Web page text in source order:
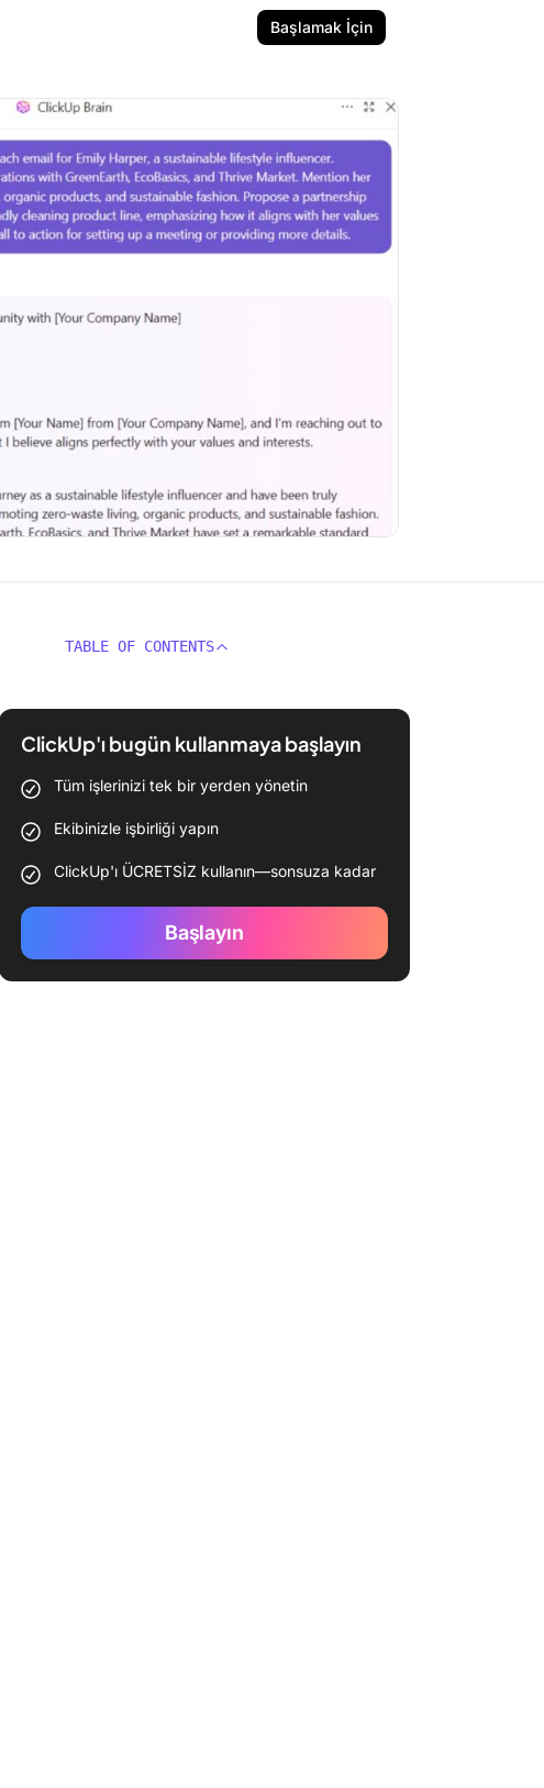
Başlamak İçin
TABLE OF CONTENTS
ClickUp'ı bugün kullanmaya başlayın
Tüm işlerinizi tek bir yerden yönetin
Ekibinizle işbirliği yapın
ClickUp'ı ÜCRETSİZ kullanın—sonsuza kadar
Başlayın